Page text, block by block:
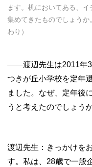
ます。机においてある、
集めてきたものでしょう
わり）
——渡辺先生は2011年3
つきが丘小学校を定年
ました。なぜ、定年後
うと考えたのでしょうか
渡辺先生：きっかけを
す。私は、28歳で一般